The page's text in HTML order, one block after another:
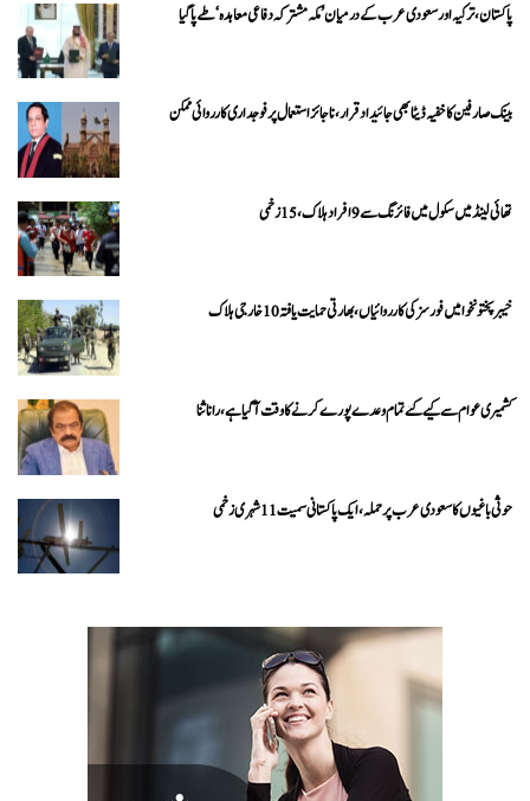
پاکستان، ترکیہ اور سعودی عرب کے درمیان ’مکہ مشترکہ دفاعی معاہدہ‘ طے پا گیا
بینک صارفین کا خفیہ ڈیٹا بھی جائیداد قرار، ناجائز استعمال پر فوجداری کارروائی ممکن
تھائی لینڈ میں سکول میں فائرنگ سے 9 افراد ہلاک، 15 زخمی
خیبرپختونخوا میں فورسز کی کارروائیاں، بھارتی حمایت یافتہ 10 خارجی ہلاک
کشمیری عوام سے کیے گئے تمام وعدے پورے کرنے کا وقت آ گیا ہے، رانا ثنا
حوثی باغیوں کا سعودی عرب پر حملہ، ایک پاکستانی سمیت 11 شہری زخمی